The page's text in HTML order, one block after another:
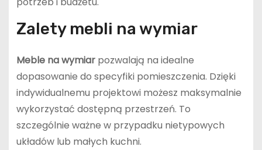
Zalety mebli na wymiar
Meble na wymiarpozwalają na idealne
dopasowanie do specyfiki pomieszczenia. Dzięki
indywidualnemu projektowi możesz maksymalnie
wykorzystać dostępną przestrzeń. To
szczególnie ważne w przypadku nietypowych
układów lub małych kuchni.